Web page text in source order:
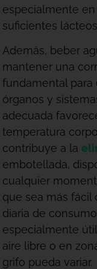
especialmente
suficientes
Además, beber
mantener una
fundamental
órganos y
adecuada
temperatura
contribuye a la
embotellada,
cualquier
que sea más
diaria de
especialmente
aire libre o en
grifo pueda variar.